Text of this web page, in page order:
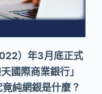
）年3月底正式
國際商業銀行」
純網銀是什麼？